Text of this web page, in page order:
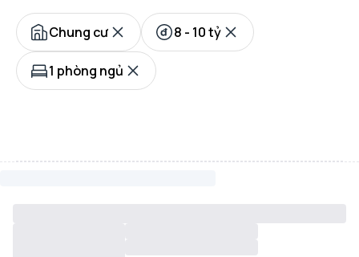
Chung cư 8 - 10 tỷ
1 phòng ngủ